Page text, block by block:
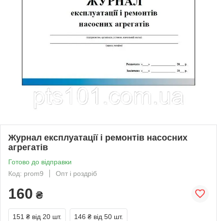
Журнал експлуатації і ремонтів насосних
агрегатів
Готово до відправки
Код: prom9
Опт і роздріб
160 ₴
151 ₴ від 20 шт. 146 ₴ від 50 шт.